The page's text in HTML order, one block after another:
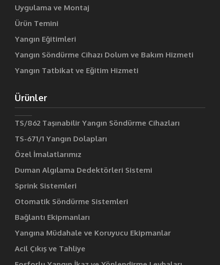
Uygulama ve Montaj
Ürün Temini
Yangın Eğitimleri
Yangın Söndürme Cihazı Dolum ve Bakım Hizmeti
Yangın Tatbikat ve Eğitim Hizmeti
Ürünler
TS/862 Taşınabilir Yangın Söndürme Cihazları
TS-671/1 Yangın Dolapları
Özel İmalatlarımız
Duman Algılama Dedektörleri Sistemi
Sprink Sistemleri
Otomatik Söndürme Sistemleri
Bağlantı Ekipmanları
Yangına Müdahale ve Koruyucu Ekipmanlar
Acil Çıkış ve Tahliye